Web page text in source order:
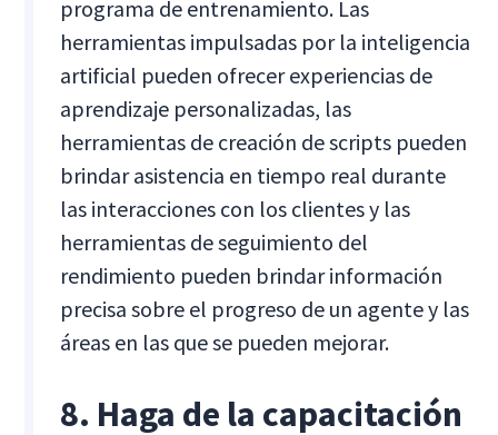
programa de entrenamiento. Las
herramientas impulsadas por la inteligencia
artificial pueden ofrecer experiencias de
aprendizaje personalizadas, las
herramientas de creación de scripts pueden
brindar asistencia en tiempo real durante
las interacciones con los clientes y las
herramientas de seguimiento del
rendimiento pueden brindar información
precisa sobre el progreso de un agente y las
áreas en las que se pueden mejorar.
8. Haga de la capacitación